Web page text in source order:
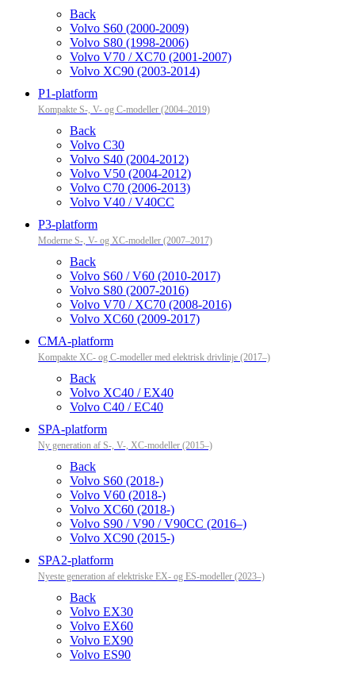
Back
Volvo S60 (2000-2009)
Volvo S80 (1998-2006)
Volvo V70 / XC70 (2001-2007)
Volvo XC90 (2003-2014)
P1-platform
Kompakte S-, V- og C-modeller (2004–2019)
Back
Volvo C30
Volvo S40 (2004-2012)
Volvo V50 (2004-2012)
Volvo C70 (2006-2013)
Volvo V40 / V40CC
P3-platform
Moderne S-, V- og XC-modeller (2007–2017)
Back
Volvo S60 / V60 (2010-2017)
Volvo S80 (2007-2016)
Volvo V70 / XC70 (2008-2016)
Volvo XC60 (2009-2017)
CMA-platform
Kompakte XC- og C-modeller med elektrisk drivlinje (2017–)
Back
Volvo XC40 / EX40
Volvo C40 / EC40
SPA-platform
Ny generation af S-, V-, XC-modeller (2015–)
Back
Volvo S60 (2018-)
Volvo V60 (2018-)
Volvo XC60 (2018-)
Volvo S90 / V90 / V90CC (2016–)
Volvo XC90 (2015-)
SPA2-platform
Nyeste generation af elektriske EX- og ES-modeller (2023–)
Back
Volvo EX30
Volvo EX60
Volvo EX90
Volvo ES90